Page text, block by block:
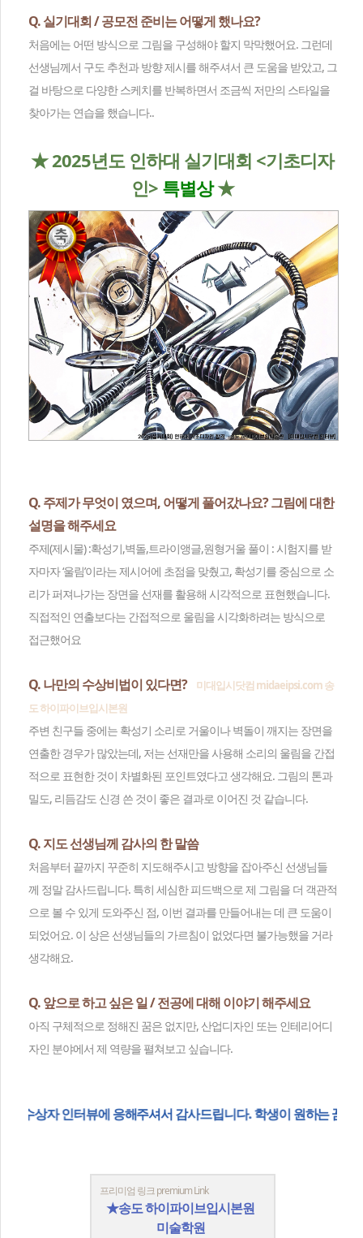
Q. 실기대회 / 공모전 준비는 어떻게 했나요?
처음에는 어떤 방식으로 그림을 구성해야 할지 막막했어요. 그런데
선생님께서 구도 추천과 방향 제시를 해주셔서 큰 도움을 받았고, 그
걸 바탕으로 다양한 스케치를 반복하면서 조금씩 저만의 스타일을
찾아가는 연습을 했습니다..
★ 2025년도 인하대 실기대회 <기초디자
인> 특별상★
Q. 주제가 무엇이 였으며, 어떻게 풀어갔나요? 그림에 대한
설명을 해주세요
주제(제시물) :확성기,벽돌,트라이앵글,원형거울 풀이 : 시험지를 받
자마자 ‘울림’이라는 제시어에 초점을 맞췄고, 확성기를 중심으로 소
리가 퍼져나가는 장면을 선재를 활용해 시각적으로 표현했습니다.
직접적인 연출보다는 간접적으로 울림을 시각화하려는 방식으로
접근했어요
Q. 나만의 수상비법이 있다면? 미대입시닷컴 midaeipsi.com 송
도 하이파이브입시본원
주변 친구들 중에는 확성기 소리로 거울이나 벽돌이 깨지는 장면을
연출한 경우가 많았는데, 저는 선재만을 사용해 소리의 울림을 간접
적으로 표현한 것이 차별화된 포인트였다고 생각해요. 그림의 톤과
밀도, 리듬감도 신경 쓴 것이 좋은 결과로 이어진 것 같습니다.
Q. 지도 선생님께 감사의 한 말씀
처음부터 끝까지 꾸준히 지도해주시고 방향을 잡아주신 선생님들
께 정말 감사드립니다. 특히 세심한 피드백으로 제 그림을 더 객관적
으로 볼 수 있게 도와주신 점, 이번 결과를 만들어내는 데 큰 도움이
되었어요. 이 상은 선생님들의 가르침이 없었다면 불가능했을 거라
생각해요.
Q. 앞으로 하고 싶은 일 / 전공에 대해 이야기 해주세요
아직 구체적으로 정해진 꿈은 없지만, 산업디자인 또는 인테리어디
자인 분야에서 제 역량을 펼쳐보고 싶습니다.
해주셔서 감사드립니다. 학생이 원하는 꿈을 이루기를 응원합니
프리미엄 링크 premium Link
★송도 하이파이브입시본원
미술학원